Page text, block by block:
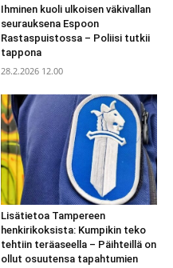
Ihminen kuoli ulkoisen väkivallan
seurauksena Espoon
Rastaspuistossa – Poliisi tutkii
tappona
28.2.2026 12.00
Lisätietoa Tampereen
henkirikoksista: Kumpikin teko
tehtiin teräaseella – Päihteillä on
ollut osuutensa tapahtumien